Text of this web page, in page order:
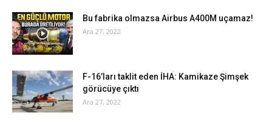
Bu fabrika olmazsa Airbus A400M uçamaz!
Ara 27, 2022
F-16’ları taklit eden İHA: Kamikaze Şimşek
görücüye çıktı
Ara 27, 2022